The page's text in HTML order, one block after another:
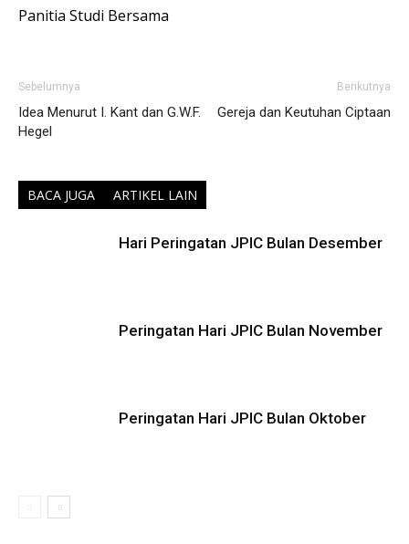
Panitia Studi Bersama
Sebelumnya
Idea Menurut I. Kant dan G.W.F.
Hegel
Berikutnya
Gereja dan Keutuhan Ciptaan
BACA JUGA ARTIKEL LAIN
Hari Peringatan JPIC Bulan Desember
Peringatan Hari JPIC Bulan November
Peringatan Hari JPIC Bulan Oktober